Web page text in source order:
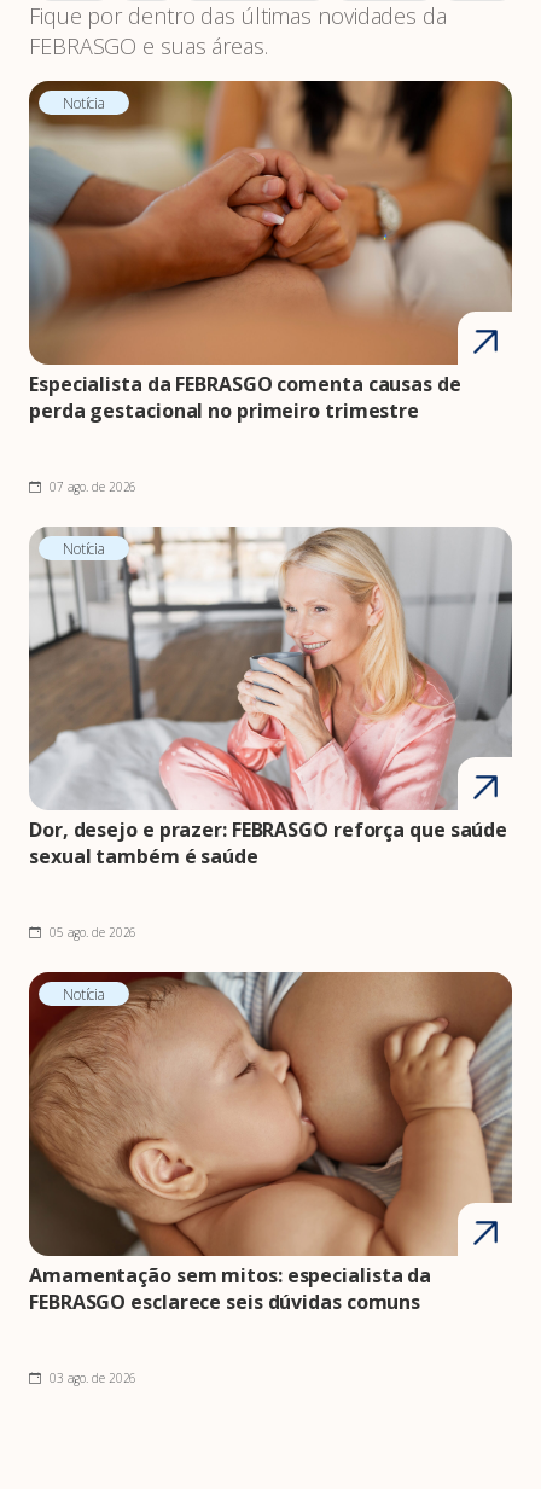
Fique por dentro das últimas novidades da
FEBRASGO e suas áreas.
Notícia
Especialista da FEBRASGO comenta causas de
perda gestacional no primeiro trimestre
07 ago. de 2026
Notícia
Dor, desejo e prazer: FEBRASGO reforça que saúde
sexual também é saúde
05 ago. de 2026
Notícia
Amamentação sem mitos: especialista da
FEBRASGO esclarece seis dúvidas comuns
03 ago. de 2026